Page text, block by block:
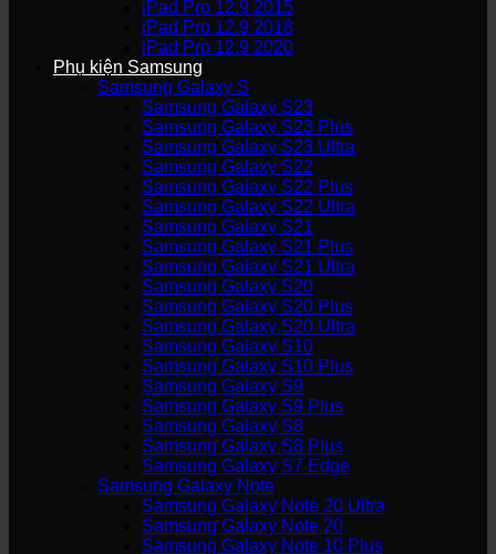
iPad Pro 12.9 2015
iPad Pro 12.9 2018
iPad Pro 12.9 2020
Phụ kiện Samsung
Samsung Galaxy S
Samsung Galaxy S23
Samsung Galaxy S23 Plus
Samsung Galaxy S23 Ultra
Samsung Galaxy S22
Samsung Galaxy S22 Plus
Samsung Galaxy S22 Ultra
Samsung Galaxy S21
Samsung Galaxy S21 Plus
Samsung Galaxy S21 Ultra
Samsung Galaxy S20
Samsung Galaxy S20 Plus
Samsung Galaxy S20 Ultra
Samsung Galaxy S10
Samsung Galaxy S10 Plus
Samsung Galaxy S9
Samsung Galaxy S9 Plus
Samsung Galaxy S8
Samsung Galaxy S8 Plus
Samsung Galaxy S7 Edge
Samsung Galaxy Note
Samsung Galaxy Note 20 Ultra
Samsung Galaxy Note 20
Samsung Galaxy Note 10 Plus